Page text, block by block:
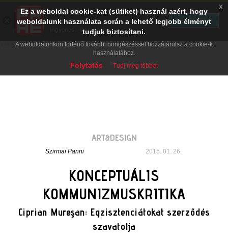
ART&DESIGN
Szirmai Panni 2015. 01. 26.
KONCEPTUÁLIS
KOMMUNIZMUSKRITIKA
Ciprian Mureşan: Egzisztenciátokat szerződés
szavatolja
Ez a weboldal cookie-kat (sütiket) használ azért, hogy
weboldalunk használata során a lehető legjobb élményt
tudjuk biztosítani.
A weboldalunkon történő további böngészéssel hozzájárulsz a cookie-k
használatához.
Folytatás Tudj meg többet
x
PRAE.HU
Digital Evolution
Ingyenes - Google Play
TELEPÍTÉS